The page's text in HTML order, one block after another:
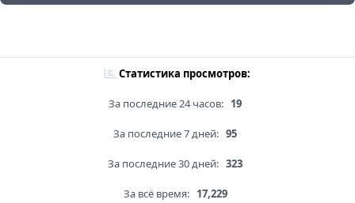
Статистика просмотров:
За последние 24 часов: 19
За последние 7 дней: 95
За последние 30 дней: 323
За всё время: 17,229